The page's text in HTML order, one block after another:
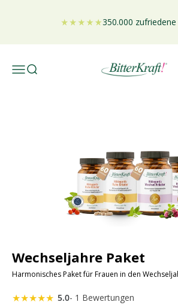
350.000
Navigationsmenü öffnen
Suche öffnen Bitterkraft GmbH
Wechseljahre Paket
Harmonisches Paket für Frauen in den
★★★★★ 5.0- 1 Bewertungen